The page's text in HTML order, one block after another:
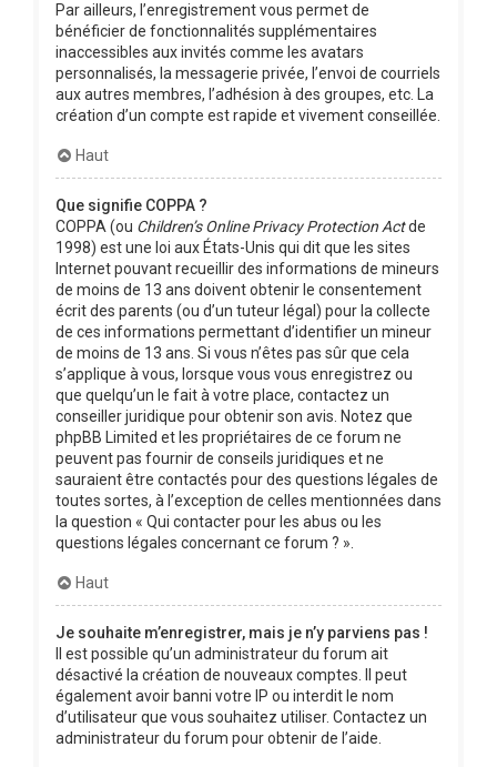
Par ailleurs, l’enregistrement vous permet de
bénéficier de fonctionnalités supplémentaires
inaccessibles aux invités comme les avatars
personnalisés, la messagerie privée, l’envoi de courriels
aux autres membres, l’adhésion à des groupes, etc. La
création d’un compte est rapide et vivement conseillée.
Haut
Que signifie COPPA ?
COPPA (ou Children’s Online Privacy Protection Actde
1998) est une loi aux États-Unis qui dit que les sites
Internet pouvant recueillir des informations de mineurs
de moins de 13 ans doivent obtenir le consentement
écrit des parents (ou d’un tuteur légal) pour la collecte
de ces informations permettant d’identifier un mineur
de moins de 13 ans. Si vous n’êtes pas sûr que cela
s’applique à vous, lorsque vous vous enregistrez ou
que quelqu’un le fait à votre place, contactez un
conseiller juridique pour obtenir son avis. Notez que
phpBB Limited et les propriétaires de ce forum ne
peuvent pas fournir de conseils juridiques et ne
sauraient être contactés pour des questions légales de
toutes sortes, à l’exception de celles mentionnées dans
la question « Qui contacter pour les abus ou les
questions légales concernant ce forum ? ».
Haut
Je souhaite m’enregistrer, mais je n’y parviens pas !
Il est possible qu’un administrateur du forum ait
désactivé la création de nouveaux comptes. Il peut
également avoir banni votre IP ou interdit le nom
d’utilisateur que vous souhaitez utiliser. Contactez un
administrateur du forum pour obtenir de l’aide.